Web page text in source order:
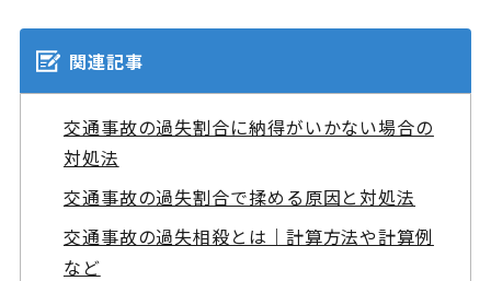
関連記事
交通事故の過失割合に納得がいかない場合の
対処法
交通事故の過失割合で揉める原因と対処法
交通事故の過失相殺とは｜計算方法や計算例
など